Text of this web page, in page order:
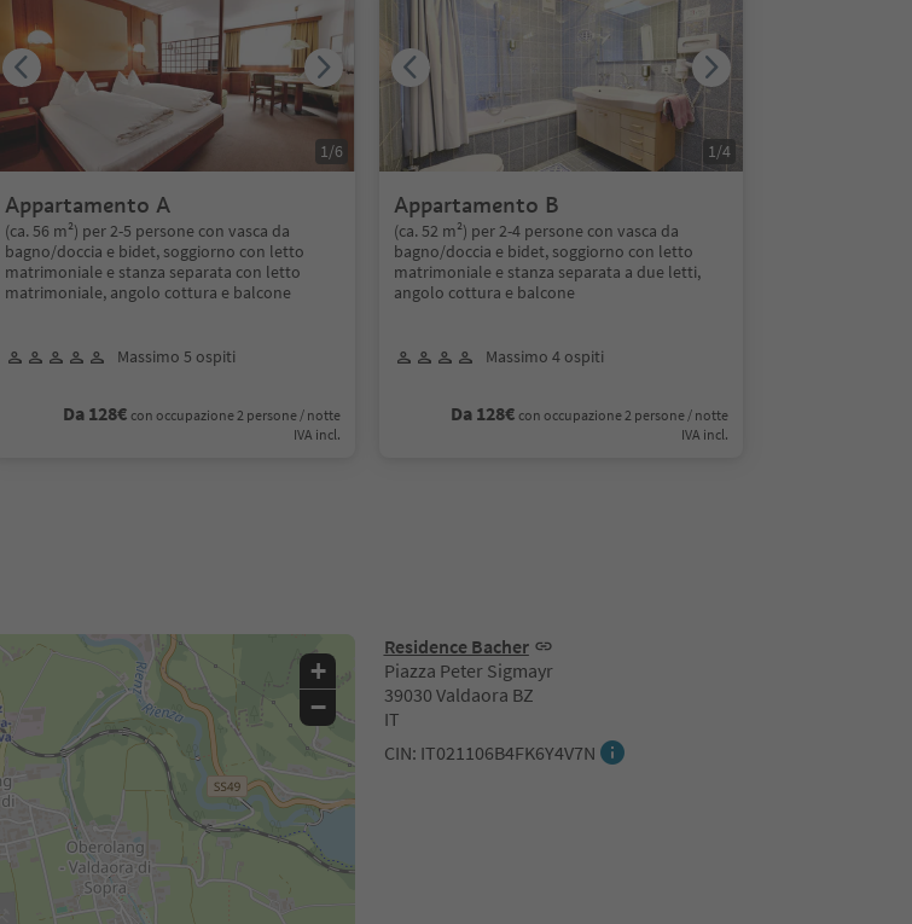
Appartamento A
(ca. 56 m²) per 2-5 persone con vasca da
bagno/doccia e bidet, soggiorno con letto
matrimoniale e stanza separata con letto
matrimoniale, angolo cottura e balcone
Massimo 5 ospiti
Da 128€ con occupazione 2 persone / notte
IVA incl.
1/6
Appartamento B
(ca. 52 m²) per 2-4 persone con vasca da
bagno/doccia e bidet, soggiorno con letto
matrimoniale e stanza separata a due letti,
angolo cottura e balcone
Massimo 4 ospiti
Da 128€ con occupazione 2 persone / notte
IVA incl.
1/4
Residence Bacher
Piazza Peter Sigmayr
39030 Valdaora BZ
IT
CIN: IT021106B4FK6Y4V7N
+
−